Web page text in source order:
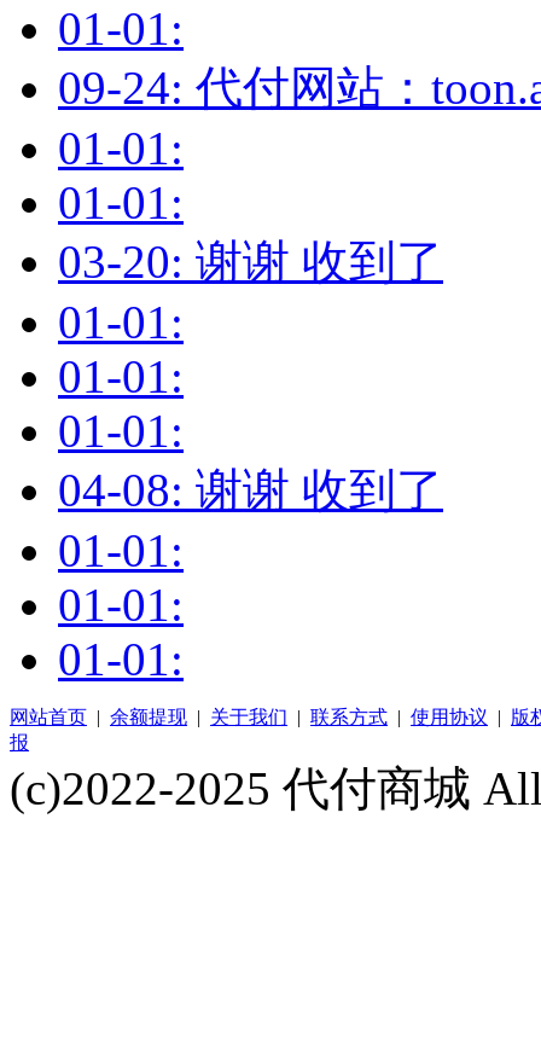
01-01:
09-24: 代付网站：
01-01:
01-01:
03-20: 谢谢 收到了
01-01:
01-01:
01-01:
04-08: 谢谢 收到了
01-01:
01-01:
01-01:
网站首页 | 余额提现 | 关于我们 | 联系方式 | 使用协议 | 版
报
(c)2022-2025 代付商城